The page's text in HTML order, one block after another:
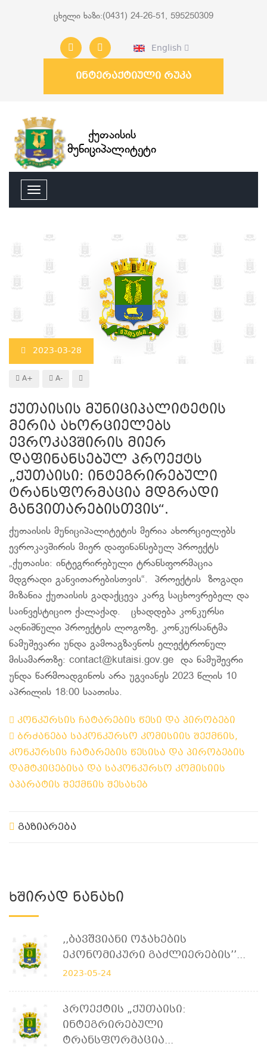
ცხელი ხაზი:(0431) 24-26-51, 595250309
English
ინტერაქტიული რუკა
ქუთაისის
მუნიციპალიტეტი
2023-03-28
A+ A-
ქუთაისის მუნიციპალიტეტის
მერია ახორციელებს
ევროკავშირის მიერ
დაფინანსებულ პროექტს
„ქუთაისი: ინტეგრირებული
ტრანსფორმაცია მდგრადი
განვითარებისთვის“.
ქუთაისის მუნიციპალიტეტის მერია ახორციელებს
ევროკავშირის მიერ დაფინანსებულ პროექტს
„ქუთაისი: ინტეგრირებული ტრანსფორმაცია
მდგრადი განვითარებისთვის“. პროექტის ზოგადი
მიზანია ქუთაისის გადაქცევა კარგ საცხოვრებელ და
საინვესტიციო ქალაქად. ცხადდება კონკურსი
აღნიშნული პროექტის ლოგოზე, კონკურსანტმა
ნამუშევარი უნდა გამოაგზავნოს ელექტრონულ
მისამართზე: contact@kutaisi.gov.ge და ნამუშევრი
უნდა წარმოადგინოს არა უგვიანეს 2023 წლის 10
აპრილის 18:00 საათისა.
კონკურსის ჩატარების წესი და პირობები
ბრძანება საკონკურსო კომისიის შექმნის,
კონკურსის ჩატარების წესისა და პირობების
დამტკიცებისა და საკონკურსო კომისიის
აპარატის შექმნის შესახებ
გაზიარება
Ხშირად Ნანახი
,,ბავშვიანი Ოჯახების
Ეკონომიკური Გაძლიერების’’...
2023-05-24
Პროექტის „ქუთაისი:
Ინტეგრირებული
Ტრანსფორმაცია...